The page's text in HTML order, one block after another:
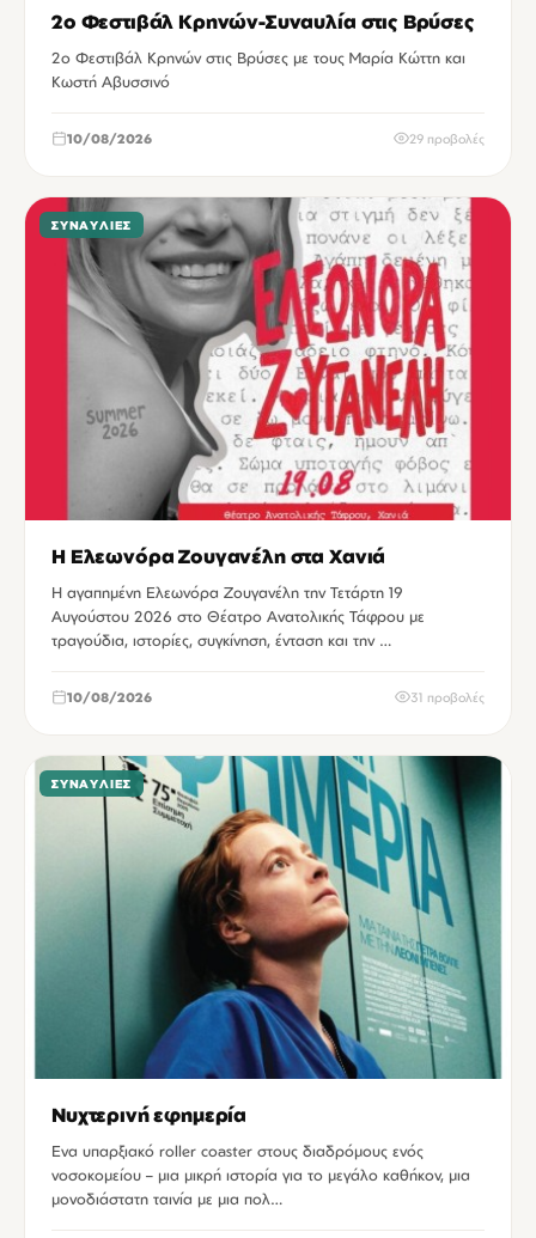
2ο Φεστιβάλ Κρηνών-Συναυλία στις Βρύσες
2ο Φεστιβάλ Κρηνών στις Βρύσες με τους Μαρία Κώττη και
Κωστή Αβυσσινό
10/08/2026 29 προβολές
ΣΥΝΑΥΛΊΕΣ
Η Ελεωνόρα Ζουγανέλη στα Χανιά
Η αγαπημένη Ελεωνόρα Ζουγανέλη την Τετάρτη 19
Αυγούστου 2026 στο Θέατρο Ανατολικής Τάφρου με
τραγούδια, ιστορίες, συγκίνηση, ένταση και την …
10/08/2026 31 προβολές
ΣΥΝΑΥΛΊΕΣ
Νυχτερινή εφημερία
Ενα υπαρξιακό roller coaster στους διαδρόμους ενός
νοσοκομείου – μια μικρή ιστορία για το μεγάλο καθήκον, μια
μονοδιάστατη ταινία με μια πολ…